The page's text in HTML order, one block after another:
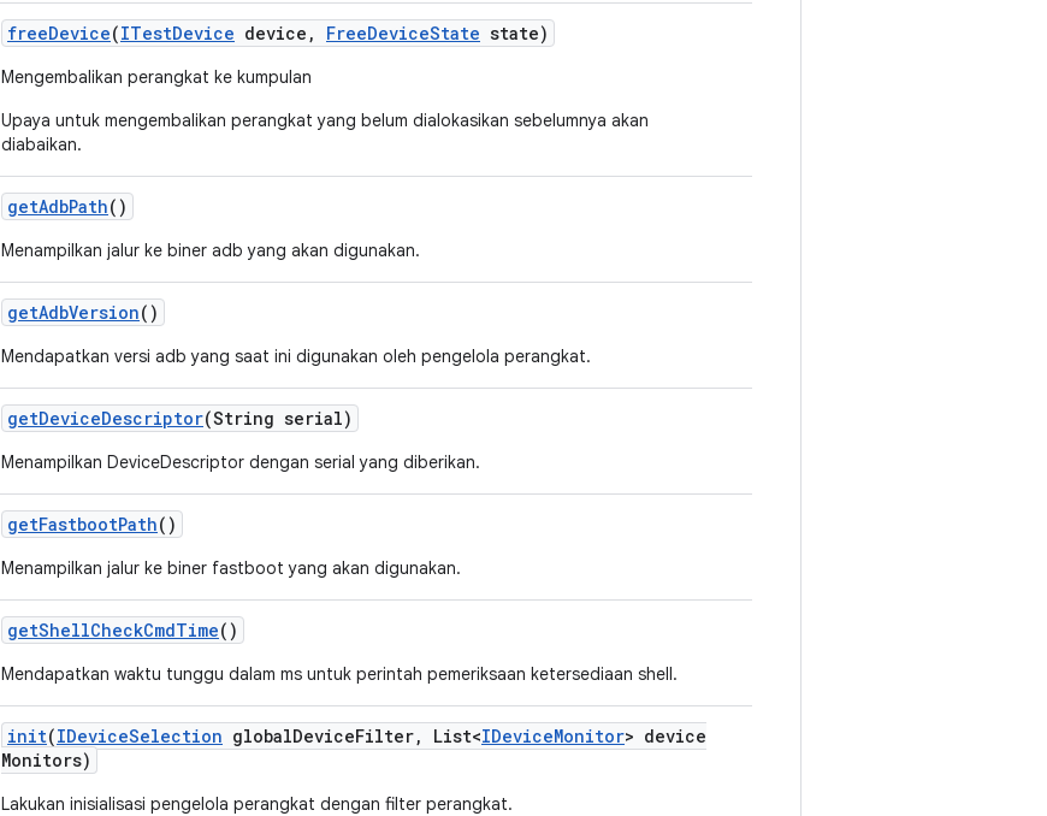
freeDevice(ITestDevice device , FreeDeviceState state)
Mengembalikan perangkat ke kumpulan
Upaya untuk mengembalikan perangkat yang belum dialokasikan sebelumnya akan
diabaikan.
getAdbPath()
Menampilkan jalur ke biner adb yang akan digunakan.
getAdbVersion()
Mendapatkan versi adb yang saat ini digunakan oleh pengelola perangkat.
getDeviceDescriptor(String serial)
Menampilkan DeviceDescriptor dengan serial yang diberikan.
getFastbootPath()
Menampilkan jalur ke biner fastboot yang akan digunakan.
getShellCheckCmdTime()
Mendapatkan waktu tunggu dalam ms untuk perintah pemeriksaan ketersediaan shell.
init(IDeviceSelection globalDeviceFilter, List<IDeviceMonitor> device
Monitors)
Lakukan inisialisasi pengelola perangkat dengan filter perangkat.